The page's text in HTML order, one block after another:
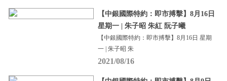
【中銀國際特約：即市搏擊】8月16日
星期一 | 朱子昭 朱紅 阮子曦
【中銀國際特約：即市搏擊】8月16日 星期
一 | 朱子昭 朱
2021/08/16